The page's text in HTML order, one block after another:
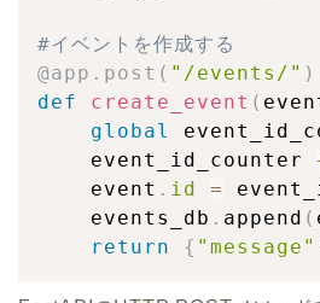
#イベントを作成する
@app . post ( "/events/" )
def
create_event (
global
    event_id_counter
    event
. id =
    events_db
. append (
return
{ "message"